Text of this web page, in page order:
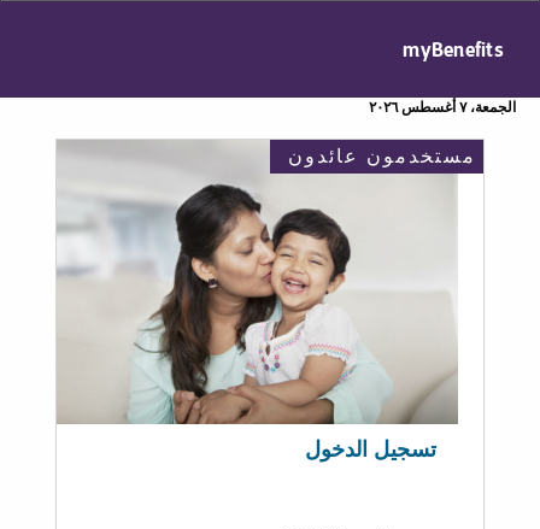
myBenefits
الجمعة، ٧ أغسطس ٢٠٢٦
مستخدمون عائدون
تسجيل الدخول